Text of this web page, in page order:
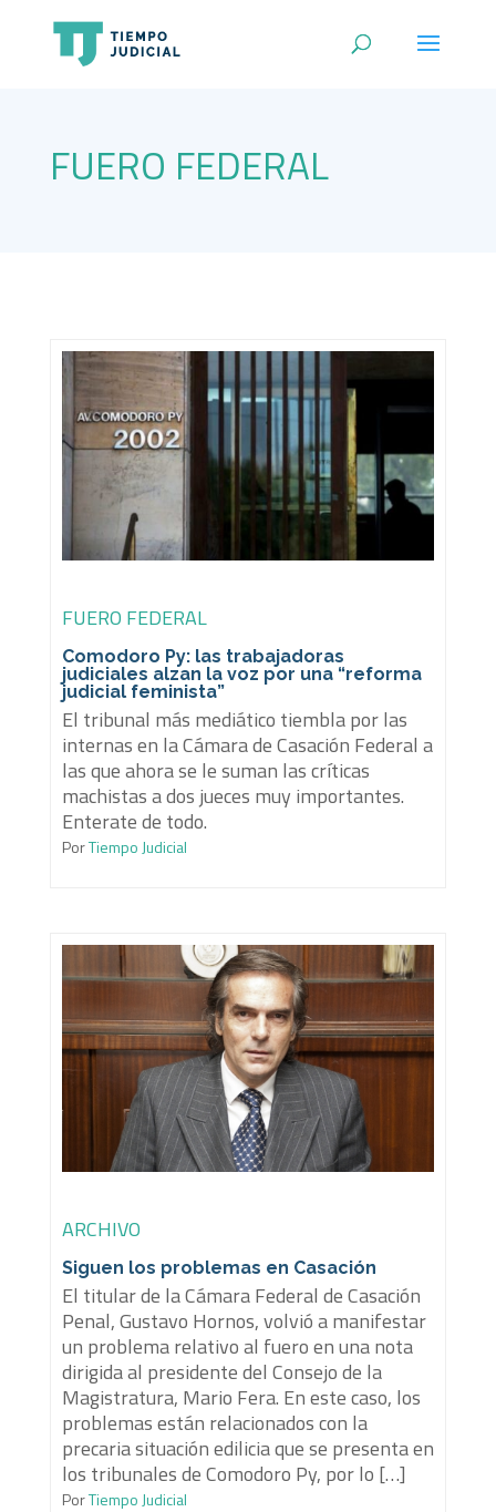
FUERO FEDERAL
FUERO FEDERAL
Comodoro Py: las trabajadoras
judiciales alzan la voz por una “reforma
judicial feminista”
El tribunal más mediático tiembla por las
internas en la Cámara de Casación Federal a
las que ahora se le suman las críticas
machistas a dos jueces muy importantes.
Enterate de todo.
PorTiempo Judicial
ARCHIVO
Siguen los problemas en Casación
El titular de la Cámara Federal de Casación
Penal, Gustavo Hornos, volvió a manifestar
un problema relativo al fuero en una nota
dirigida al presidente del Consejo de la
Magistratura, Mario Fera. En este caso, los
problemas están relacionados con la
precaria situación edilicia que se presenta en
los tribunales de Comodoro Py, por lo […]
PorTiempo Judicial